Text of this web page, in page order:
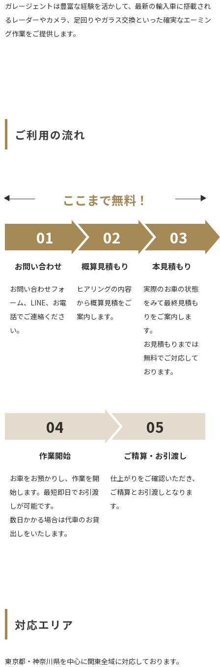
ガレージェントは豊富な経験を活かして、最新の輸入車に搭載され
るレーダーやカメラ、足回りやガラス交換といった確実なエーミン
グ作業をご提供します。
ご利用の流れ
01
お問い合わせ
お問い合わせフォ
ーム、LINE、お電
話でご連絡くださ
い。
02
概算見積もり
ヒアリングの内容
から概算見積をご
案内します。
03
本見積もり
実際のお車の状態
をみて最終見積も
りをご案内しま
す。
お見積もりまでは
無料でご対応して
おります。
04
作業開始
お車をお預かりし、作業を開
始します。最短即日でお引渡
しが可能です。
数日かかる場合は代車のお貸
出しをいたします。
05
ご精算・お引渡し
仕上がりをご確認いただき、
ご精算とお引渡しとなりま
す。
対応エリア
東京都・神奈川県を中心に関東全域に対応しております。